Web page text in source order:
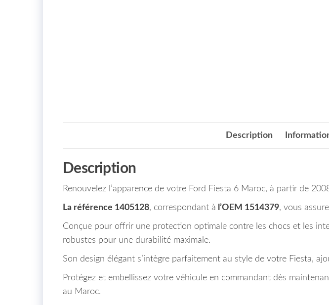
Description
Description
Renouvelez l’apparence de votre Ford Fiesta 6 Maroc, à partir de
La référence 1405128, correspondant à l’OEM 1514379, vous
Conçue pour offrir une protection optimale contre les chocs et les
robustes pour une durabilité maximale.
Son design élégant s’intègre parfaitement au style de votre Fiesta,
Protégez et embellissez votre véhicule en commandant dès
au Maroc.